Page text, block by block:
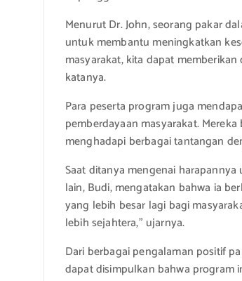
Menurut Dr. John, seorang pakar
untuk membantu meningkatkan
masyarakat, kita dapat
katanya.
Para peserta program juga
pemberdayaan masyarakat.
menghadapi berbagai tantangan
Saat ditanya mengenai
lain, Budi, mengatakan bahwa ia
yang lebih besar lagi bagi
lebih sejahtera,” ujarnya.
Dari berbagai pengalaman positif
dapat disimpulkan bahwa program